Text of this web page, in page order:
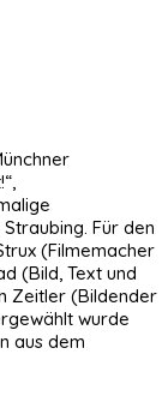
Für den
(Filmemacher
(Bild, Text und
Zeitler (Bildender
wurde
aus dem